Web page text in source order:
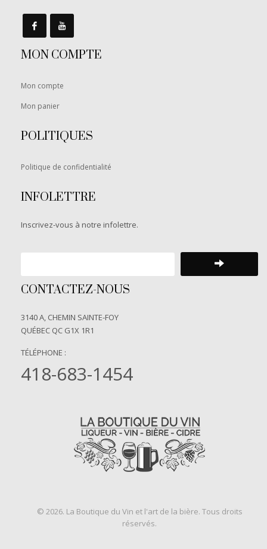
MON COMPTE
Mon compte
Mon panier
POLITIQUES
Politique de confidentialité
INFOLETTRE
Inscrivez-vous à notre infolettre.
CONTACTEZ-NOUS
3140 A, CHEMIN SAINTE-FOY
QUÉBEC QC G1X 1R1
TÉLÉPHONE :
418-683-1454
© 2026. La Boutique du Vin et l'art de la bière. Tous droits
réservés.